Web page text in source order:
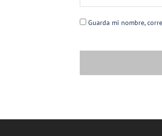
Guarda mi nombre,